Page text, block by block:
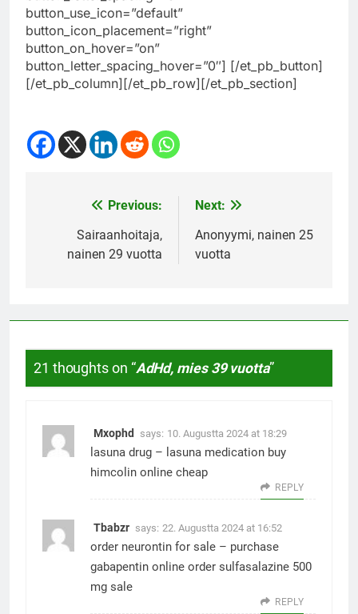
button_use_icon=”default”
button_icon_placement=”right”
button_on_hover=”on”
button_letter_spacing_hover=”0″] [/et_pb_button]
[/et_pb_column][/et_pb_row][/et_pb_section]
navigation
Previous:
Sairaanhoitaja,
nainen 29 vuotta
Next:
Anonyymi, nainen 25
vuotta
21 thoughts on “AdHd, mies 39 vuotta”
Mxophd says: 10. Augustta 2024 at 18:29
lasuna drug – lasuna medication buy
himcolin online cheap
REPLY
Tbabzr says: 22. Augustta 2024 at 16:52
order neurontin for sale – purchase
gabapentin online order sulfasalazine 500
mg sale
REPLY